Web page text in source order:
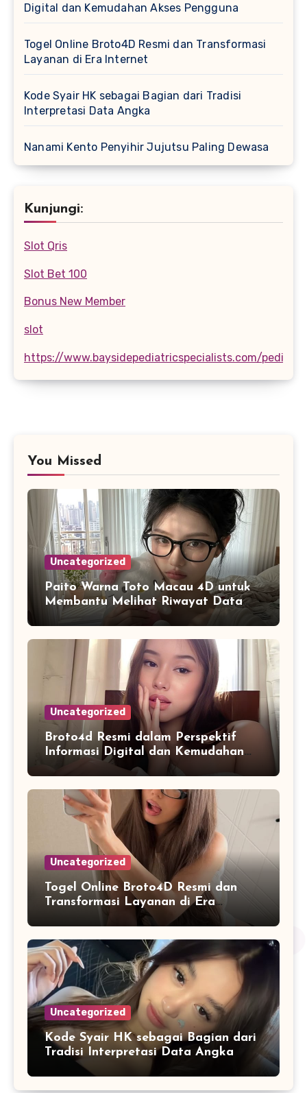
Digital dan Kemudahan Akses Pengguna
Togel Online Broto4D Resmi dan Transformasi
Layanan di Era Internet
Kode Syair HK sebagai Bagian dari Tradisi
Interpretasi Data Angka
Nanami Kento Penyihir Jujutsu Paling Dewasa
Kunjungi:
Slot Qris
Slot Bet 100
Bonus New Member
slot
https://www.baysidepediatricspecialists.com/
You Missed
Uncategorized
Paito Warna Toto Macau 4D untuk
Membantu Melihat Riwayat Data
Secara Lebih Praktis
Uncategorized
Broto4d Resmi dalam Perspektif
Informasi Digital dan Kemudahan
Akses Pengguna
Uncategorized
Togel Online Broto4D Resmi dan
Transformasi Layanan di Era
Uncategorized
Kode Syair HK sebagai Bagian dari
Tradisi Interpretasi Data Angka